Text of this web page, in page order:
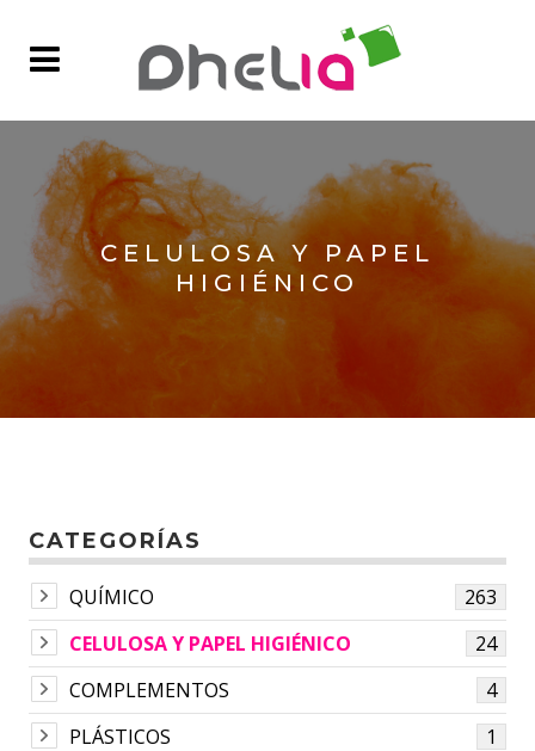
CELULOSA Y PAPEL
HIGIÉNICO
CATEGORÍAS
QUÍMICO
263
CELULOSA Y PAPEL HIGIÉNICO
24
COMPLEMENTOS
4
PLÁSTICOS
1